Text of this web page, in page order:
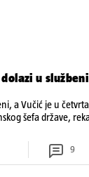
u službeni
a Vučić je u
šefa države,
9